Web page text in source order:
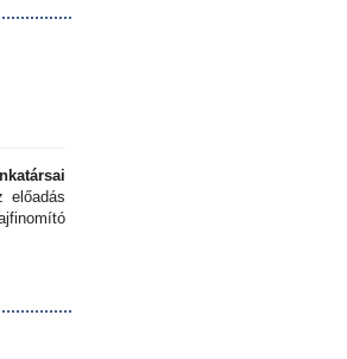
előadás